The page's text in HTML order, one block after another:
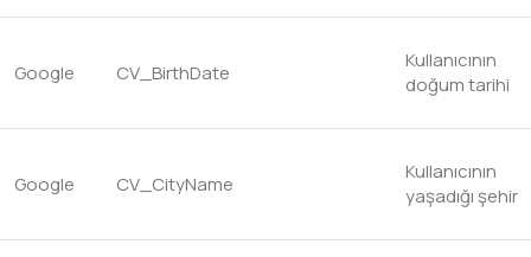
Google CV_BirthDate
Kullanıcının
doğum tarihi
Google CV_CityName
Kullanıcının
yaşadığı şehir